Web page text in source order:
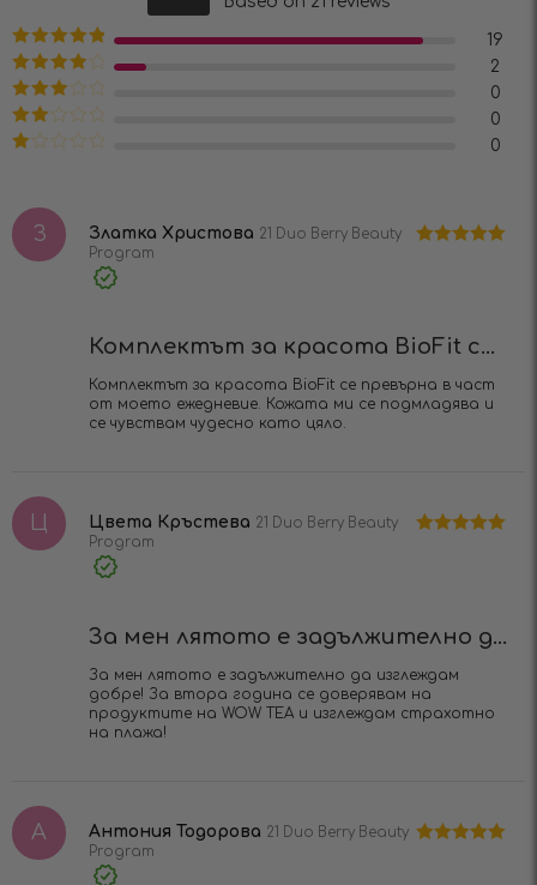
Оценено на
5
от 5
19
Оценено
на4 от 5
2
Оценено
на
3
от
5
0
Оценено
0
от
0
З Златка Христова 21 Duo Berry Beauty
Program
Комплектът за красота BioFit с...
Комплектът за красота BioFit се превърна в част
от моето ежедневие. Кожата ми се подмладява и
се чувствам чудесно като цяло.
Ц Цвета Кръстева 21 Duo Berry Beauty
Program
За мен лятото е задължително д...
За мен лятото е задължително да изглеждам
добре! За втора година се доверявам на
продуктите на WOW TEA и изглеждам страхотно
на плажа!
А Антония Тодорова 21 Duo Berry Beauty
Program